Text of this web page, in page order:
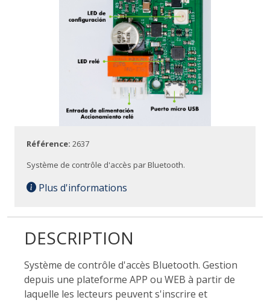
Référence: 2637
Système de contrôle d'accès par Bluetooth.
Plus d'informations
DESCRIPTION
Système de contrôle d'accès Bluetooth. Gestion
depuis une plateforme APP ou WEB à partir de
laquelle les lecteurs peuvent s'inscrire et